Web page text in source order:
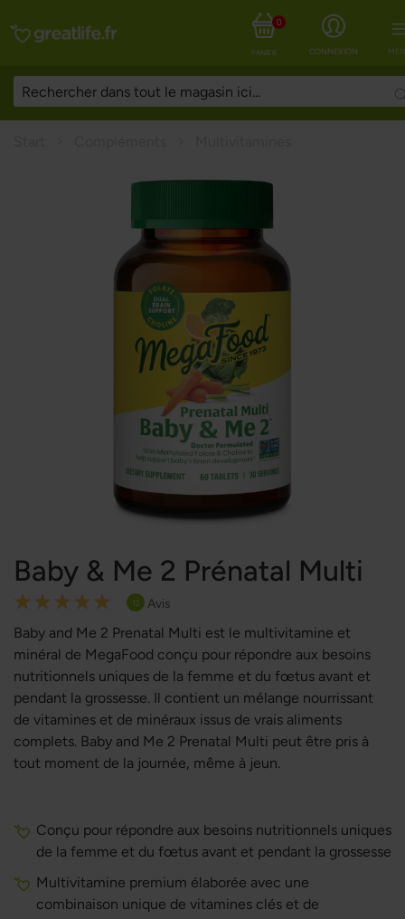
CONNEXION
PANIER
0
Baby & Me 2 Prénatal Multi
Rating:
100
% of100
12 Avis
Baby and Me 2 Prenatal Multi est le multivitamine et
minéral de MegaFood conçu pour répondre aux besoins
nutritionnels uniques de la femme et du fœtus avant et
pendant la grossesse. Il contient un mélange nourrissant
de vitamines et de minéraux issus de vrais aliments
complets. Baby and Me 2 Prenatal Multi peut être pris à
tout moment de la journée, même à jeun.
Conçu pour répondre aux besoins nutritionnels uniques
de la femme et du fœtus avant et pendant la grossesse
Multivitamine premium élaborée avec une
combinaison unique de vitamines clés et de